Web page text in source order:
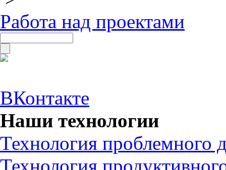
Работа над проектами
ВКонтакте
Наши технологии
Технология проблемного